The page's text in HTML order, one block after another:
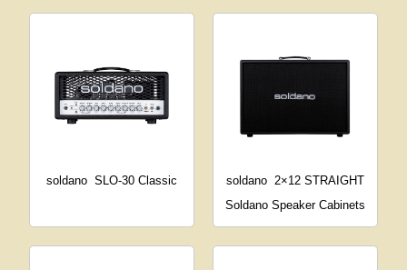
soldano SLO-30 Classic soldano 2×12 STRAIGHT
Soldano Speaker Cabinets